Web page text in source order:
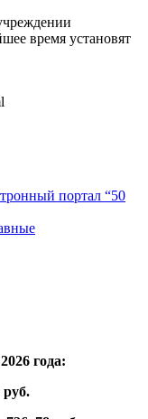
время установят
портал “50
года:
руб.